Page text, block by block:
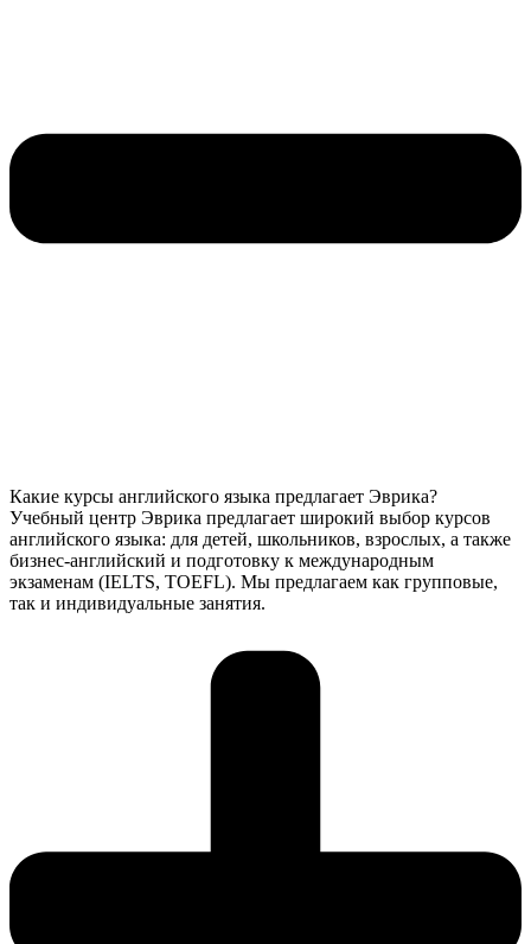
Какие курсы английского языка предлагает Эврика?
Учебный центр Эврика предлагает широкий выбор курсов
английского языка: для детей, школьников, взрослых, а также
бизнес-английский и подготовку к международным
экзаменам (IELTS, TOEFL). Мы предлагаем как групповые,
так и индивидуальные занятия.